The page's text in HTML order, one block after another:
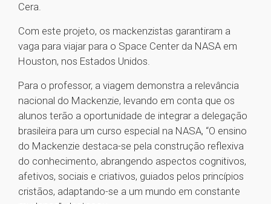
Cera.
Com este projeto, os mackenzistas garantiram a
vaga para viajar para o Space Center da NASA em
Houston, nos Estados Unidos.
Para o professor, a viagem demonstra a relevância
nacional do Mackenzie, levando em conta que os
alunos terão a oportunidade de integrar a delegação
brasileira para um curso especial na NASA, “O ensino
do Mackenzie destaca-se pela construção reflexiva
do conhecimento, abrangendo aspectos cognitivos,
afetivos, sociais e criativos, guiados pelos princípios
cristãos, adaptando-se a um mundo em constante